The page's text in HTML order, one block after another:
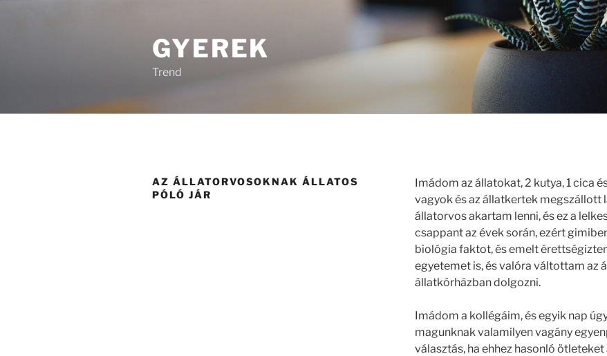
GYEREK
Trend
AZ ÁLLATORVOSOKNAK ÁLLATOS
PÓLÓ JÁR
Imádom az állatokat, 2 kutya, 1 cica
vagyok és az állatkertek megszállott
állatorvos akartam lenni, és ez a
csappant az évek során, ezért
biológia faktot, és emelt
egyetemet is, és valóra váltottam az
állatkórházban dolgozni.
Imádom a kollégáim, és egyik nap
magunknak valamilyen vagány
választás, ha ehhez hasonló